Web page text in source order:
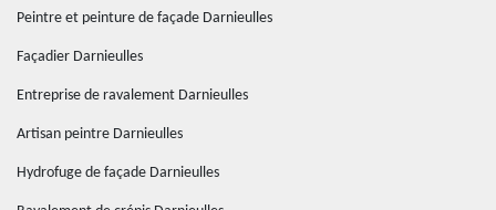
Peintre et peinture de façade Darnieulles
Façadier Darnieulles
Entreprise de ravalement Darnieulles
Artisan peintre Darnieulles
Hydrofuge de façade Darnieulles